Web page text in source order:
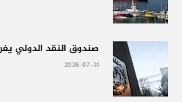
صندوق النقد الدولي يفرج عن 1.8 مليار
2026-07-31